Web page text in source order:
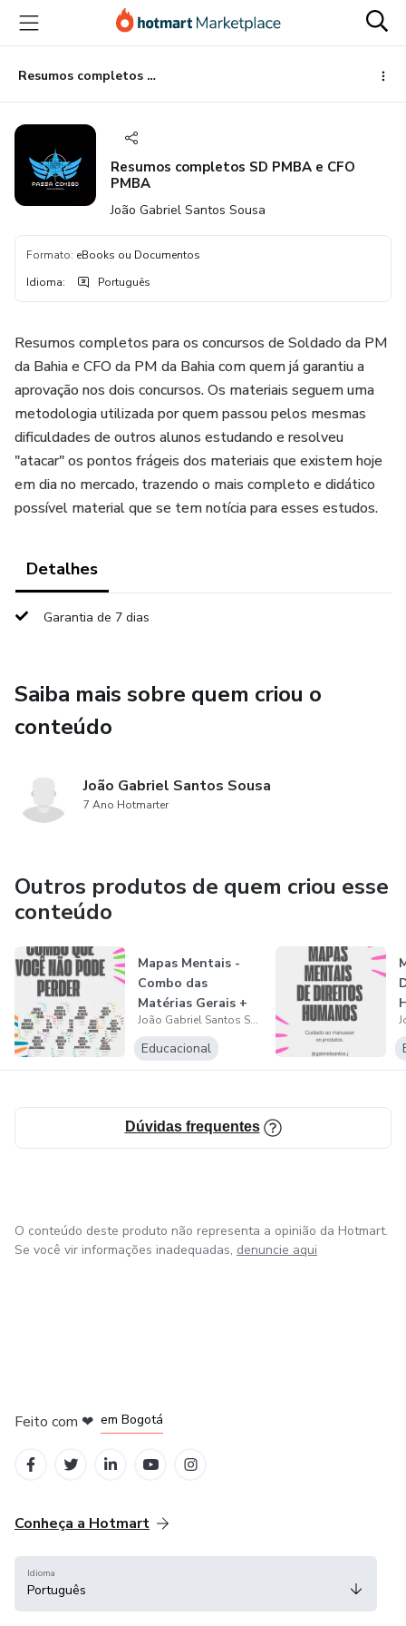
para
conteúdo
principal
para
pagamento
para
rodapé
Resumos completos SD PMBA e CFO PMBA
Resumos completos SD PMBA e CFO
PMBA
João Gabriel Santos Sousa
Formato: eBooks ou Documentos
Idioma: Português
Resumos completos para os concursos de Soldado da PM
da Bahia e CFO da PM da Bahia com quem já garantiu a
aprovação nos dois concursos. Os materiais seguem uma
metodologia utilizada por quem passou pelos mesmas
dificuldades de outros alunos estudando e resolveu
"atacar" os pontos frágeis dos materiais que existem hoje
em dia no mercado, trazendo o mais completo e didático
possível material que se tem notícia para esses estudos.
Detalhes
Garantia de 7 dias
Saiba mais sobre quem criou o
conteúdo
João Gabriel Santos Sousa
7 Ano Hotmarter
Outros produtos de quem criou esse
conteúdo
Mapas Mentais -
Combo das
Matérias Gerais +
Direito
João Gabriel Santos Sousa
Educacional
Dúvidas frequentes
O conteúdo deste produto não representa a opinião da Hotmart.
Se você vir informações inadequadas, denuncie aqui
Feito com ❤ em Bogotá
Conheça a Hotmart
Idioma
Português